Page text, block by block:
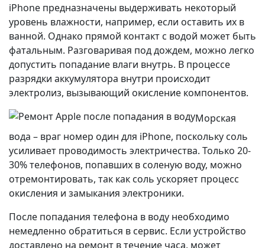
iPhone предназначены выдерживать некоторый
уровень влажности, например, если оставить их в
ванной. Однако прямой контакт с водой может быть
фатальным. Разговаривая под дождем, можно легко
допустить попадание влаги внутрь. В процессе
разрядки аккумулятора внутри происходит
электролиз, вызывающий окисление компонентов.
Морская
вода – враг номер один для iPhone, поскольку соль
усиливает проводимость электричества. Только 20-
30% телефонов, попавших в соленую воду, можно
отремонтировать, так как соль ускоряет процесс
окисления и замыкания электроники.
После попадания телефона в воду необходимо
немедленно обратиться в сервис. Если устройство
доставлено на ремонт в течение часа, может